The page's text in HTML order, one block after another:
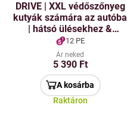
DRIVE | XXL védőszőnyeg
kutyák számára az autóba
| hátsó ülésekhez &
csomagtartóhoz | 140 ×
145 cm
12 PE
Ár neked
5 390 Ft
A kosárba
Raktáron